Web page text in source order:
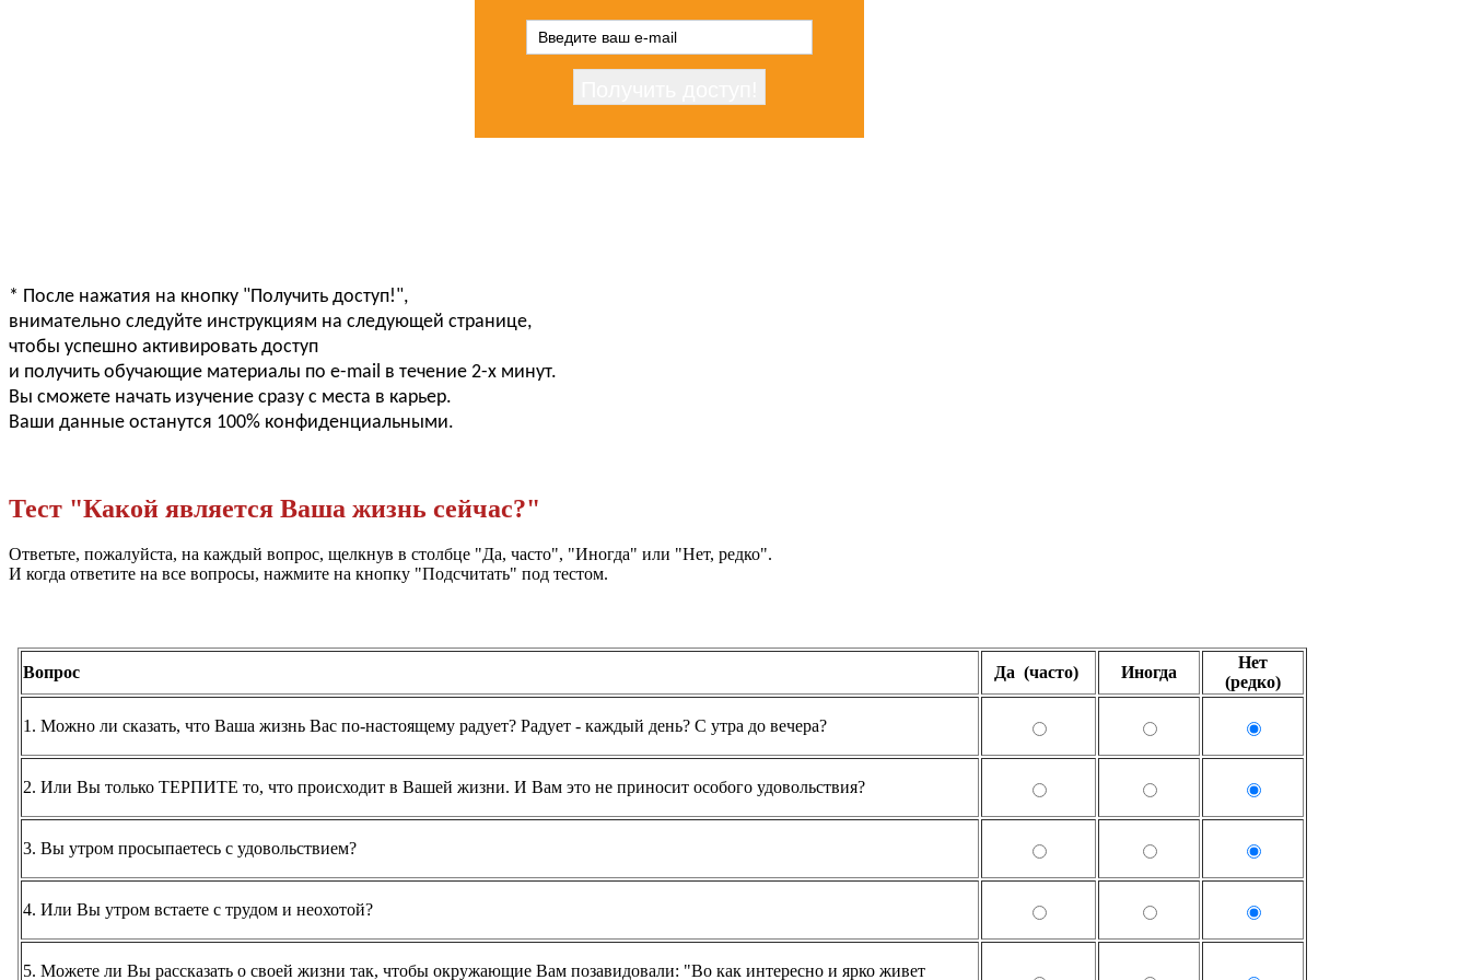
* После нажатия на кнопку "Получить доступ!",
внимательно следуйте инструкциям на следующей странице,
чтобы успешно активировать доступ
и получить обучающие материалы по e-mail в течение 2-х минут.
Вы сможете начать изучение сразу с места в карьер.
Ваши данные останутся 100% конфиденциальными.
Тест "Какой является Ваша жизнь сейчас?"
Ответьте, пожалуйста, на каждый вопрос, щелкнув в столбце "Да, часто", "Иногда" или "Нет, редко".
И когда ответите на все вопросы, нажмите на кнопку "Подсчитать" под тестом.